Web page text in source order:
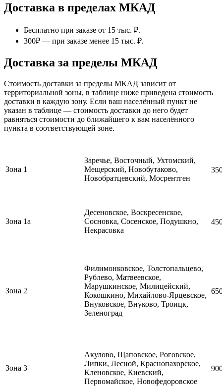
Доставка в пределах МКАД
Бесплатно при заказе от 15 тыс. ₽.
300₽ — при заказе менее 15 тыс. ₽.
Доставка за пределы МКАД
Стоимость доставки за пределы МКАД зависит от
территориальной зоны, в таблице ниже приведена стоимость
доставки в каждую зону. Если ваш населённый пункт не
указан в таблице — стоимость доставки до него будет
равняться стоимости до ближайшего к вам населённого
пункта в соответствующей зоне.
Зона 1
Заречье, Восточный, Ухтомский,
Мещерский, Новобутаково,
Новобратцевский, Мосрентген
Зона 1а
Десеновское, Воскресенское,
Сосновка, Сосенское, Подушкно,
Некрасовка
Зона 2
Филимонковское, Толстопальцево,
Рублево, Матвеевское,
Марушкинское, Милицейский,
Кокошкино, Михайлово-Ярцевское,
Внуковское, Внуково, Троицк,
Зеленоград
Зона 3
Акулово, Щаповское, Роговское,
Липки, Лесной, Краснопахорское,
Кленовское, Киевский,
Первомайское, Новофедоровское